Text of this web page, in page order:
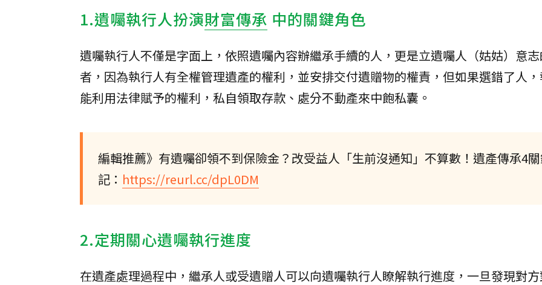
1.遺囑執行人扮演財富傳承 中的關鍵角色
遺囑執行人不僅是字面上，依照遺囑內容辦繼承手續的人，更是立遺囑人（姑姑）意
者，因為執行人有全權管理遺產的權利，並安排交付遺贈物的權責，但如果選錯了人
能利用法律賦予的權利，私自領取存款、處分不動產來中飽私囊。
編輯推薦》有遺囑卻領不到保險金？改受益人「生前沒通知」不算數！遺產傳承4
記： https://reurl.cc/dpL0DM
2.定期關心遺囑執行進度
在遺產處理過程中，繼承人或受遺贈人可以向遺囑執行人瞭解執行進度，一旦發現對